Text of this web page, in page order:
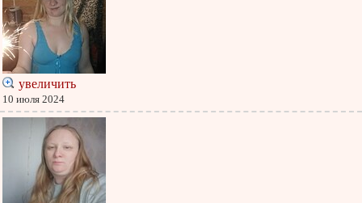
увеличить
10 июля 2024